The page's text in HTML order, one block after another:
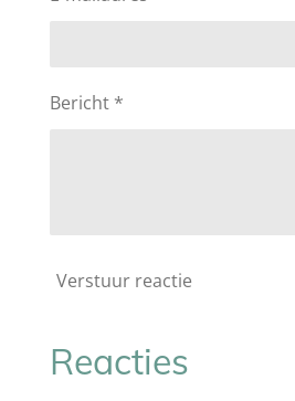
Bericht *
Verstuur reactie
Reacties